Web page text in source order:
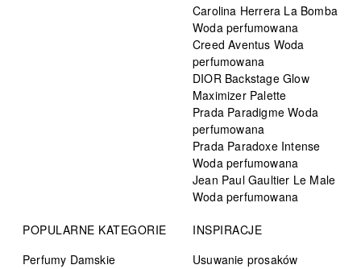
Carolina Herrera La Bomba
Woda perfumowana
Creed Aventus Woda
perfumowana
DIOR Backstage Glow
Maximizer Palette
Prada Paradigme Woda
perfumowana
Prada Paradoxe Intense
Woda perfumowana
Jean Paul Gaultier Le Male
Woda perfumowana
POPULARNE KATEGORIE
Perfumy Damskie
INSPIRACJE
Usuwanie prosaków